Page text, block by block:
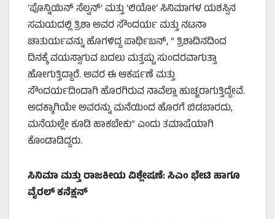
‘ಪೊನ್ನಿಯಿನ್ ಸೆಲ್ವನ್’ ಮತ್ತು ‘ಲಿಯೋ’ ಸಿನಿಮಾಗಳ ಯಶಸ್ಸಿನ
ಸಮಯದಲ್ಲಿ ತ್ರಿಶಾ ಅವರ ಸೌಂದರ್ಯ ಮತ್ತು ನಟನಾ
ಚಾತುರ್ಯವನ್ನು ಹೊಗಳಿದ್ದ ಪಾರ್ಥಿಬನ್, ” ತ್ರಿಶಾದಿನದಿಂದ
ದಿನಕ್ಕೆ ವಯಸ್ಸಾಗುವ ಬದಲು ಮತ್ತಷ್ಟು ಸುಂದರವಾಗುತ್ತಾ
ಹೋಗುತ್ತಿದ್ದಾರೆ. ಅವರ ಈ ಆಕರ್ಷಣೆ ಮತ್ತು
ಸೌಂದರ್ಯದಿಂದಾಗಿ ಹೊರಗಿರುವ ನಾವೆಲ್ಲಾ ಹುಚ್ಚರಾಗುತ್ತಿದ್ದೇವೆ.
ಅದಕ್ಕಾಗಿಯೇ ಅವರನ್ನು ಮನೆಯಿಂದ ಹೊರಗೆ ಬಿಡಬಾರದು,
ಮನೆಯಲ್ಲೇ ಕೂಡಿ ಹಾಕಬೇಕು” ಎಂದು ತಮಾಷೆಯಾಗಿ
ಕೊಂಡಾಡಿದ್ದರು.
ಸಿನಿಮಾ ಮತ್ತು ರಾಜಕೀಯ ವಿಶ್ಲೇಷಣೆ: ಸಿಎಂ ಭೇಟಿ ಹಾಗೂ
ವೈರಲ್ ಕನೆಕ್ಷನ್